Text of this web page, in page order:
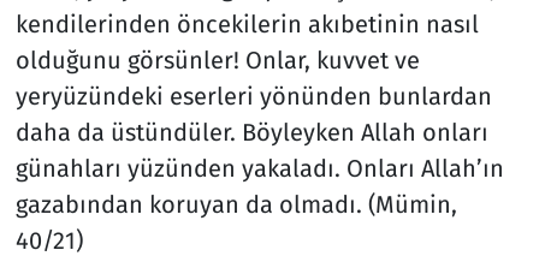
kendilerinden öncekilerin akıbetinin nasıl
olduğunu görsünler! Onlar, kuvvet ve
yeryüzündeki eserleri yönünden bunlardan
daha da üstündüler. Böyleyken Allah onları
günahları yüzünden yakaladı. Onları Allah’ın
gazabından koruyan da olmadı. (Mümin,
40/21)